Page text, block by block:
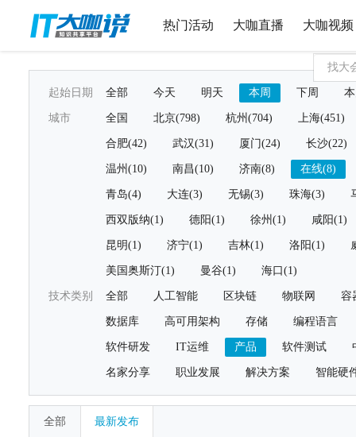
热门活动 大咖直播 大咖视频
起始日期 全部 今天 明天 本周 下周
城市 全国 北京(798) 杭州(704) 上海(451)
合肥(42) 武汉(31) 厦门(24) 长沙(22)
温州(10) 南昌(10) 济南(8) 在线(8)
青岛(4) 大连(3) 无锡(3) 珠海(3)
西双版纳(1) 德阳(1) 徐州(1) 咸阳(1)
昆明(1) 济宁(1) 吉林(1) 洛阳(1)
美国奥斯汀(1) 曼谷(1) 海口(1)
技术类别 全部 人工智能 区块链 物联网 容
数据库 高可用架构 存储 编程语言
软件研发 IT运维 产品 软件测试
名家分享 职业发展 解决方案 智能硬
全部 最新发布